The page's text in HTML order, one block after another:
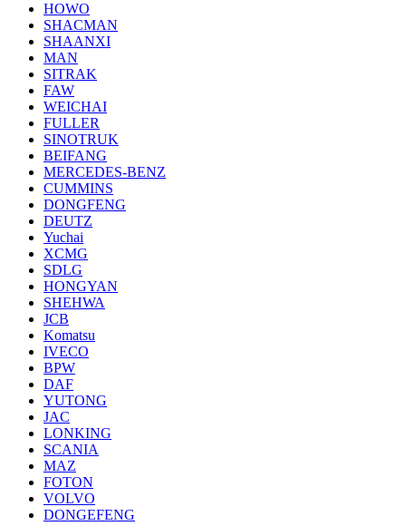
HOWO
SHACMAN
SHAANXI
MAN
SITRAK
FAW
WEICHAI
FULLER
SINOTRUK
BEIFANG
MERCEDES-BENZ
CUMMINS
DONGFENG
DEUTZ
Yuchai
XCMG
SDLG
HONGYAN
SHEHWA
JCB
Komatsu
IVECO
BPW
DAF
YUTONG
JAC
LONKING
SCANIA
MAZ
FOTON
VOLVO
DONGEFENG